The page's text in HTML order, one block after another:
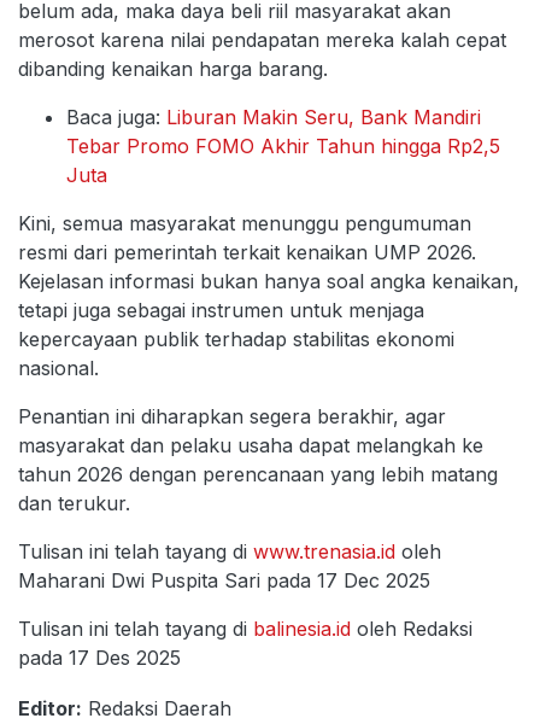
belum ada, maka daya beli riil masyarakat akan
merosot karena nilai pendapatan mereka kalah cepat
dibanding kenaikan harga barang.
Baca juga: Liburan Makin Seru, Bank Mandiri
Tebar Promo FOMO Akhir Tahun hingga Rp2,5
Juta
Kini, semua masyarakat menunggu pengumuman
resmi dari pemerintah terkait kenaikan UMP 2026.
Kejelasan informasi bukan hanya soal angka kenaikan,
tetapi juga sebagai instrumen untuk menjaga
kepercayaan publik terhadap stabilitas ekonomi
nasional.
Penantian ini diharapkan segera berakhir, agar
masyarakat dan pelaku usaha dapat melangkah ke
tahun 2026 dengan perencanaan yang lebih matang
dan terukur.
Tulisan ini telah tayang di www.trenasia.id oleh
Maharani Dwi Puspita Sari pada 17 Dec 2025
Tulisan ini telah tayang di balinesia.id oleh Redaksi
pada 17 Des 2025
Editor: Redaksi Daerah